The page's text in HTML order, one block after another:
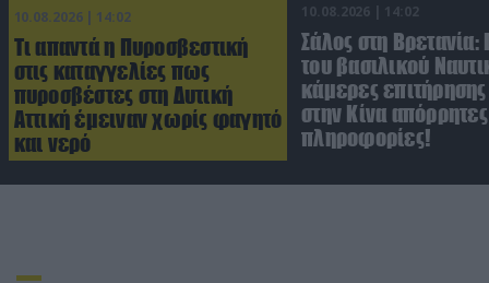
10.08.2026 | 14:02
Τι απαντά η Πυροσβεστική
στις καταγγελίες πως
πυροσβέστες στη Δυτική
Αττική έμειναν χωρίς φαγητό
και νερό
10.08.2026 | 14:02
Σάλος στη Βρετανία:
του βασιλικού
κάμερες
στην Κίνα απόρρητες
πληροφορίες!